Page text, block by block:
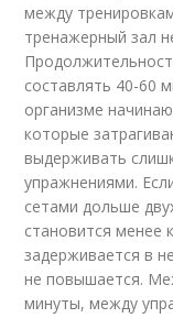
между
тренажерный зал
составлять 40-60
организме
которые
выдерживать
упражнениями.
сетами дольше
становится менее
задерживается в
не повышается.
минуты, между